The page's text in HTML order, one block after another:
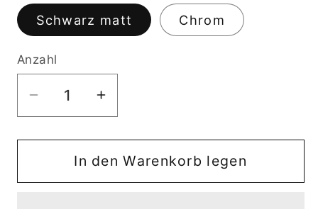
Schwarz matt Chrom
Anzahl
Verringere
die
Menge
Fußrastenverlängerung
Erhöhe
die
Menge
für
Fußrastenverlängerung
In den Warenkorb legen